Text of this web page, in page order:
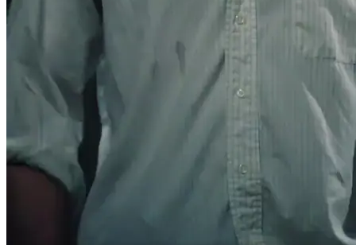
kimseyi aramanın faydası yok